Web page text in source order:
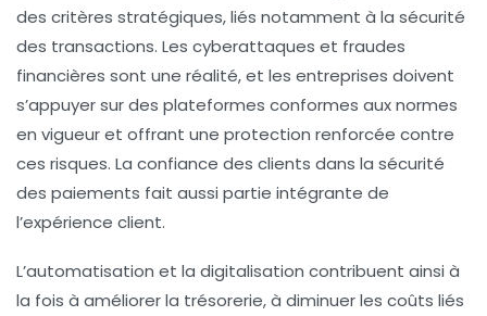
des critères stratégiques, liés notamment à la sécurité
des transactions. Les cyberattaques et fraudes
financières sont une réalité, et les entreprises doivent
s’appuyer sur des plateformes conformes aux normes
en vigueur et offrant une protection renforcée contre
ces risques. La confiance des clients dans la sécurité
des paiements fait aussi partie intégrante de
l’expérience client.
L’automatisation et la digitalisation contribuent ainsi à
la fois à améliorer la trésorerie, à diminuer les coûts liés